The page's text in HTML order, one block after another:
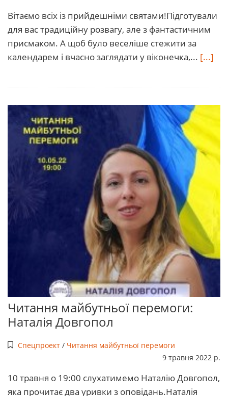
Вітаємо всіх із прийдешніми святами!Підготували
для вас традиційну розвагу, але з фантастичним
присмаком. А щоб було веселіше стежити за
календарем і вчасно заглядати у віконечка,... [...]
Читання майбутньої перемоги:
Наталія Довгопол
Спецпроект/ Читання майбутньої перемоги
9 травня 2022 р.
10 травня о 19:00 слухатимемо Наталію Довгопол,
яка прочитає два уривки з оповідань.Наталія